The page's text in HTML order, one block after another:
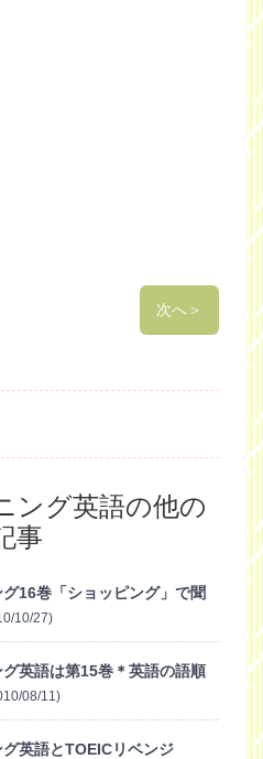
次へ＞
ング英語の他の
事
16巻「ショッピング」で聞
10/27)
英語は第15巻＊英語の語順
08/11)
英語とTOEICリベンジ